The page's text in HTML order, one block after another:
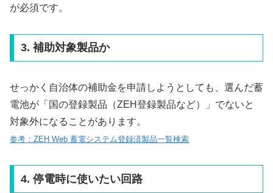
が必須です。
3. 補助対象製品か
せっかく自治体の補助金を申請しようとしても、選んだ蓄
電池が「国の登録製品（ZEH登録製品など）」でないと
対象外になることがあります。
参考：ZEH Web 蓄電システム登録済製品一覧検索
4. 停電時に使いたい回路